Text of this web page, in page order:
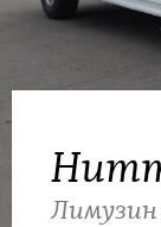
Лимузин